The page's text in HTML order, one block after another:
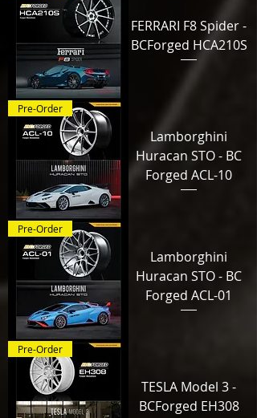
FERRARI F8 Spider -
BCForged HCA210S
Pre-Order
Lamborghini
Huracan STO - BC
Forged ACL-10
Pre-Order
Lamborghini
Huracan STO - BC
Forged ACL-01
Pre-Order
TESLA Model 3 -
BCForged EH308